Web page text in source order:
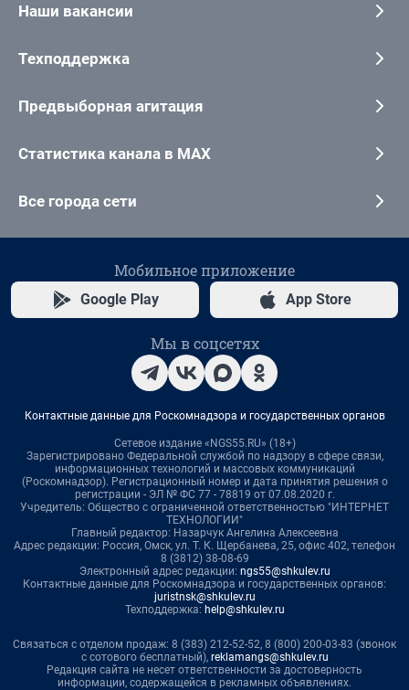
Наши вакансии
Техподдержка
Предвыборная агитация
Статистика канала в MAX
Все города сети
Мобильное приложение
Google Play App Store
Мы в соцсетях
Контактные данные для Роскомнадзора и государственных органов
Сетевое издание «NGS55.RU» (18+)
Зарегистрировано Федеральной службой по надзору в сфере связи,
информационных технологий и массовых коммуникаций
(Роскомнадзор). Регистрационный номер и дата принятия решения о
регистрации - ЭЛ № ФС 77 - 78819 от 07.08.2020 г.
Учредитель: Общество с ограниченной ответственностью "ИНТЕРНЕТ
ТЕХНОЛОГИИ"
Главный редактор: Назарчук Ангелина Алексеевна
Адрес редакции: Россия, Омск, ул. Т. К. Щербанева, 25, офис 402, телефон
8 (3812) 38-08-69
Электронный адрес редакции: ngs55@shkulev.ru
Контактные данные для Роскомнадзора и государственных органов:
juristnsk@shkulev.ru
Техподдержка: help@shkulev.ru
Связаться с отделом продаж: 8 (383) 212-52-52, 8 (800) 200-03-83 (звонок
с сотового бесплатный), reklamangs@shkulev.ru
Редакция сайта не несет ответственности за достоверность
информации, содержащейся в рекламных объявлениях.